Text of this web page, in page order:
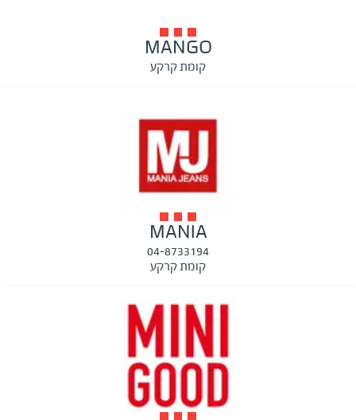
MANGO
קומת קרקע
MANIA
04-8733194
קומת קרקע